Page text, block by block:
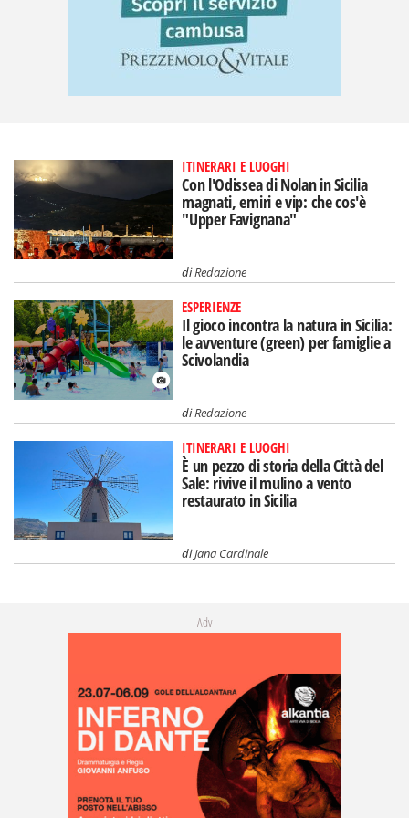
ITINERARI E LUOGHI
Con l'Odissea di Nolan in Sicilia
magnati, emiri e vip: che cos'è
"Upper Favignana"
diRedazione
ESPERIENZE
Il gioco incontra la natura in Sicilia:
le avventure (green) per famiglie a
Scivolandia
diRedazione
ITINERARI E LUOGHI
È un pezzo di storia della Città del
Sale: rivive il mulino a vento
restaurato in Sicilia
diJana Cardinale
Adv